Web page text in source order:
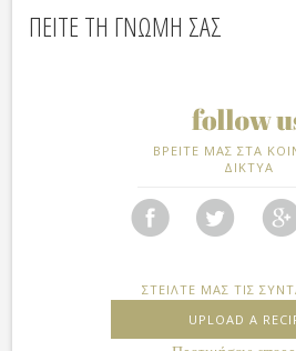
ΠΕΙΤΕ ΤΗ ΓΝΩΜΗ ΣΑΣ
ΒΡΕΙΤΕ ΜΑΣ ΣΤΑ
ΔΙΚΤΥΑ
ΣΤΕΙΛΤΕ ΜΑΣ ΤΙΣ
UPLOAD A